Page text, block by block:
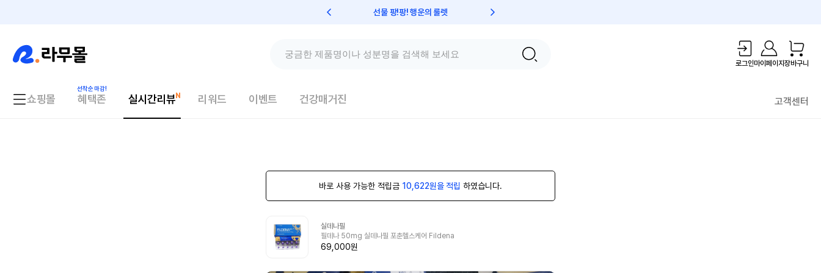
선물 팡!팡! 행운의 룰렛
로그인마이페이지장바구니
쇼핑몰 혜택존 실시간리뷰 리워드 이벤트 건강매거진 고객센터
바로 사용 가능한 적립금 10,622원을 적립 하였습니다.
실데나필
필데나 50mg 실데나필 포춘헬스케어 Fildena
69,000원